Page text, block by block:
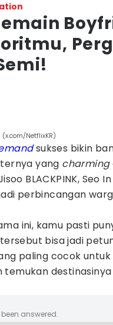
NetflixKR)
sukses bikin
yang charming
BLACKPINK, Seo
perbincangan
ini, kamu pasti
bisa jadi
paling cocok untuk
temukan
answered.